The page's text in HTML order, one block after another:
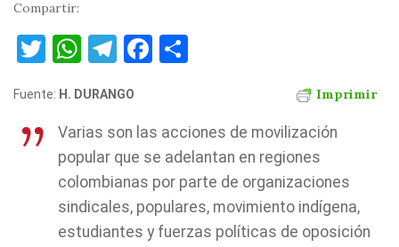
Compartir:
T
it
te
W
at
s
A
p
p
T
e
gr
a
m
F
e
b
o
o
p
ar
ti
r
Imprimir
Fuente: H. DURANGO
Varias son las acciones de movilización
popular que se adelantan en regiones
colombianas por parte de organizaciones
sindicales, populares, movimiento indígena,
estudiantes y fuerzas políticas de oposición